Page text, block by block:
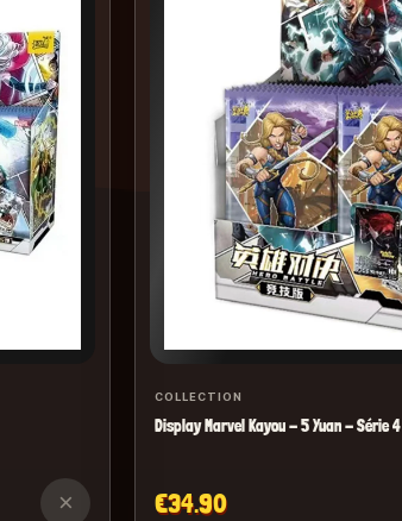
×
COLLECTION
Display Marvel Kayou - 5 Yuan - Série 4
€34.90